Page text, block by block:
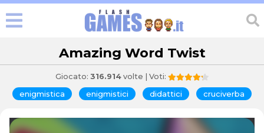
Amazing Word Twist
Giocato: 316.914 volte | Voti:
enigmistica enigmistici didattici cruciverba